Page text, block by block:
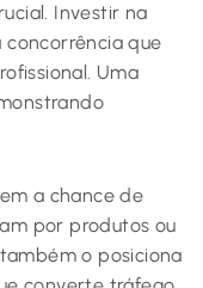
Investir na
concorrência que
Uma
a chance de
por produtos ou
o posiciona